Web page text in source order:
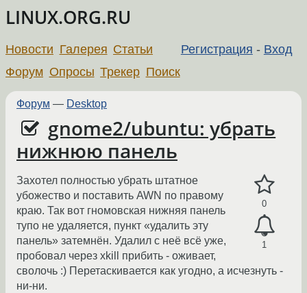
LINUX.ORG.RU
Регистрация - Вход
Новости Галерея Статьи
Форум Опросы Трекер Поиск
Форум — Desktop
gnome2/ubuntu: убрать
нижнюю панель
0
1
Захотел полностью убрать штатное
убожество и поставить AWN по правому
краю. Так вот гномовская нижняя панель
тупо не удаляется, пункт «удалить эту
панель» затемнён. Удалил с неё всё уже,
пробовал через xkill прибить - оживает,
сволочь :) Перетаскивается как угодно, а исчезнуть -
ни-ни.